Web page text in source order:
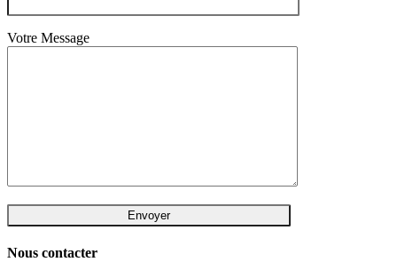
Votre Message
Nous contacter